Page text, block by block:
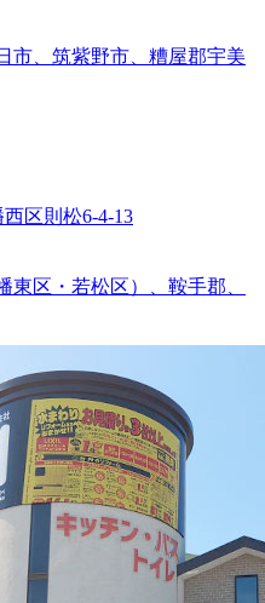
市、筑紫野市、糟屋郡宇美
区則松6-4-13
区・若松区）、鞍手郡、